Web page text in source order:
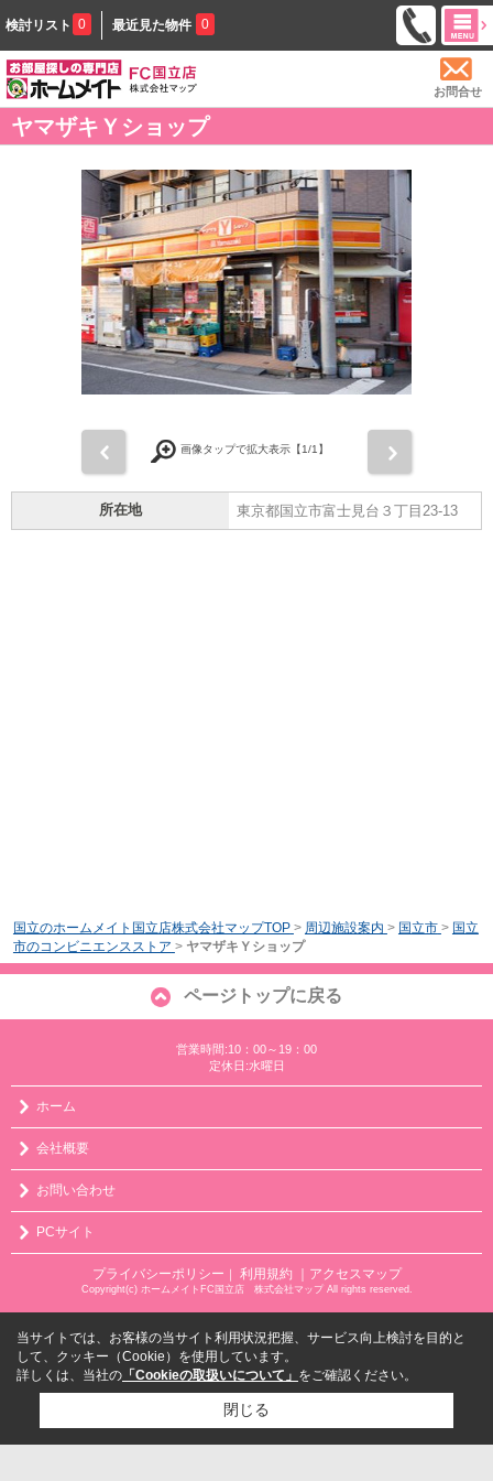
検討リスト 0 最近見た物件 0
お問合せ
ヤマザキＹショップ
画像タップで拡大表示【1/1】
所在地 東京都国立市富士見台３丁目23-13
国立のホームメイト国立店株式会社マップTOP > 周辺施設案内 > 国立市 > 国立
市のコンビニエンスストア > ヤマザキＹショップ
ページトップに戻る
営業時間:10：00～19：00
定休日:水曜日
ホーム
会社概要
お問い合わせ
PCサイト
プライバシーポリシー ｜ 利用規約 ｜アクセスマップ
Copyright(c) ホームメイトFC国立店 株式会社マップ All rights reserved.
当サイトでは、お客様の当サイト利用状況把握、サービス向上検討を目的と
して、クッキー（Cookie）を使用しています。
詳しくは、当社の 「Cookieの取扱いについて」 をご確認ください。
閉じる